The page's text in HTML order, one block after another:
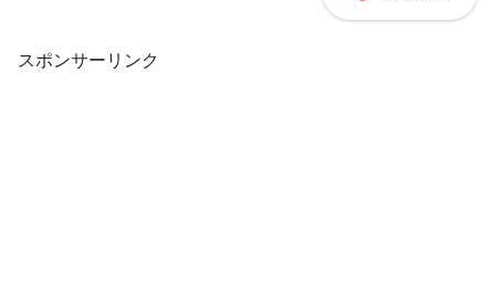
スポンサーリンク